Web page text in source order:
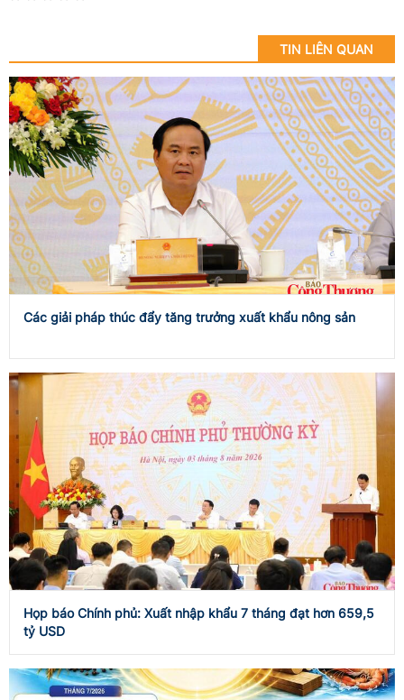
TIN LIÊN QUAN
Các giải pháp thúc đẩy tăng trưởng xuất khẩu nông sản
Họp báo Chính phủ: Xuất nhập khẩu 7 tháng đạt hơn 659,5
tỷ USD